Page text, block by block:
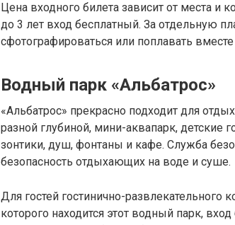
Цена входного билета зависит от места и
до 3 лет вход бесплатный. За отдельную
сфотографироваться или поплавать
Водный парк «Альбатрос»
«Альбатрос» прекрасно подходит для
разной глубиной, мини-аквапарк, детские
зонтики, душ, фонтаны и кафе. Служба
безопасность отдыхающих на воде и суше.
Для гостей гостинично-развлекательного
которого находится этот водный парк,